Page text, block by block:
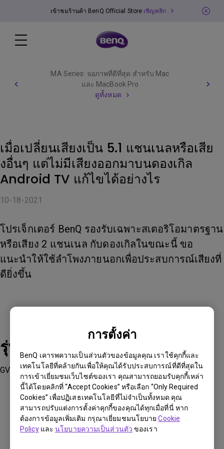
การตั้งค่า
BenQ เคารพความเป็นส่วนตัวของข้อมูลคุณ เราใช้คุกกี้และ
เทคโนโลยีที่คล้ายกันเพื่อให้คุณได้รับประสบการณ์ที่ดีที่สุดใน
การเข้าเยี่ยมชมเว็บไซต์ของเรา คุณสามารถยอมรับคุกกี้เหล่า
นี้ได้โดยคลิกที่ “Accept Cookies” หรือเลือก “Only Required
Cookies” เพื่อปฏิเสธเทคโนโลยีที่ไม่จำเป็นทั้งหมด คุณ
สามารถปรับแต่งการตั้งค่าคุกกี้ของคุณได้ทุกเมื่อที่นี่ หาก
ต้องการข้อมูลเพิ่มเติม กรุณาเยี่ยมชมนโยบายCookie
Policyและนโยบายความเป็นส่วนตัว ของเรา
เข้าชมร้านค้า BenQ Official Store เชิญคลิก
MA Series: จอภาพที่ดีที่สุด สำหรับ Mac
และ MacBook Pro
ดูทั้งหมด
เมื่อเปลี่ยนเสียงเป็น 5.1 แชนเนลหรือเสีย
งอื่นๆ แต่ไม่มีเสียงออกมาบนดองเกิล
Android TV แก้ไขได้อย่างไร
10-18-2021
โปรเจ็กเตอร์ BenQ รองรับเฉพาะสเตอริโอมาตรฐาน
หรือเสียง 2 แชนเนล กับดองเกิลในขณะนี้ ขอ
แนะนำให้ใช้ลำโพงภายนอกเพื่อประสบการณ์เสียงที่
ดียิ่งขึ้น
รุ่นที่รองรับ
GV30, TK700STi, TK850i, V7050i, X3000i
ข้อมูลเหล่านี้เป็นประโยชน์หรือไม่?